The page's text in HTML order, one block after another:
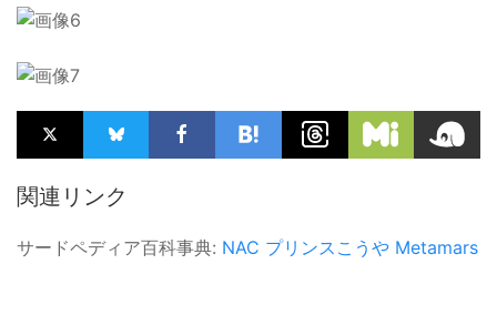
関連リンク
サードペディア百科事典: NAC プリンスこうや Metamars